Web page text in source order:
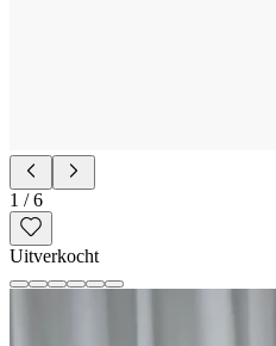
1 /6
Uitverkocht